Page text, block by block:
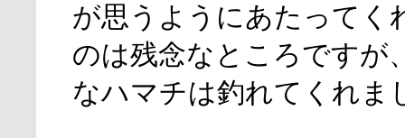
が思うようにあたってく
のは残念なところですが
なハマチは釣れてくれま